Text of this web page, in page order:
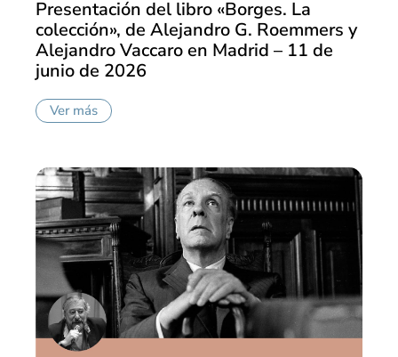
Presentación del libro «Borges. La
colección», de Alejandro G. Roemmers y
Alejandro Vaccaro en Madrid – 11 de
junio de 2026
Ver más